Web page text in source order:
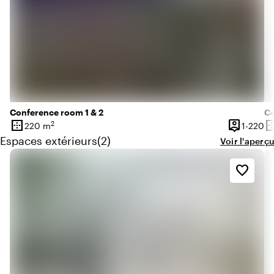
Conference room 1 & 2
border_outer
Superficie
220 m2 person_pin
Capacité
1-220
Espaces extérieurs
Quantité de espaces extérieurs : 2
(2) Voir l'aperçu
favorite_border